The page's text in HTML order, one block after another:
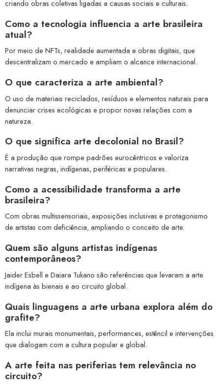
criando obras coletivas ligadas a causas sociais e culturais.
Como a tecnologia influencia a arte brasileira
atual?
Por meio de NFTs, realidade aumentada e obras digitais, que
descentralizam o mercado e ampliam o alcance internacional.
O que caracteriza a arte ambiental?
O uso de materiais reciclados, resíduos e elementos naturais para
denunciar crises ecológicas e propor novas relações com a
natureza.
O que significa arte decolonial no Brasil?
É a produção que rompe padrões eurocêntricos e valoriza
narrativas negras, indígenas, periféricas e populares.
Como a acessibilidade transforma a arte
brasileira?
Com obras multissensoriais, exposições inclusivas e protagonismo
de artistas com deficiência, ampliando o conceito de arte.
Quem são alguns artistas indígenas
contemporâneos?
Jaider Esbell e Daiara Tukano são referências que levaram a arte
indígena às bienais e ao circuito global.
Quais linguagens a arte urbana explora além do
grafite?
Ela inclui murais monumentais, performances, estêncil e intervenções
que dialogam com a cultura popular e global.
A arte feita nas periferias tem relevância no
circuito?